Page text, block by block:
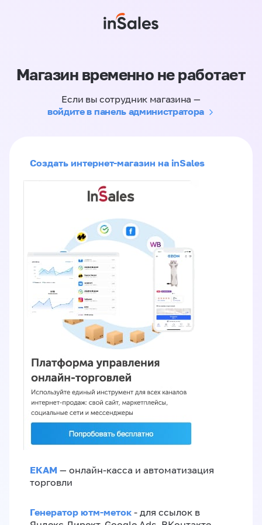
Магазин временно не работает
Если вы сотрудник магазина —
войдите в панель администратора
Создать интернет-магазин на inSales
ЕКАМ — онлайн-касса и автоматизация
торговли
Генератор ютм-меток - для ссылок в